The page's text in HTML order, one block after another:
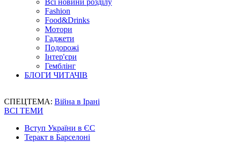
Всі новини розділу
Fashion
Food&Drinks
Мотори
Гаджети
Подорожі
Інтер'єри
Гемблінг
БЛОГИ ЧИТАЧІВ
СПЕЦТЕМА: Війна в Ірані
ВСІ ТЕМИ
Вступ України в ЄС
Теракт в Барселоні